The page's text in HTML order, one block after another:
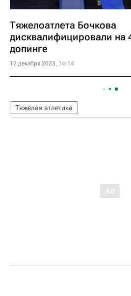
Тяжелоатлета Бочкова
дисквалифицировали на
допинге
12 декабря 2023, 14:14
Тяжелая атлетика